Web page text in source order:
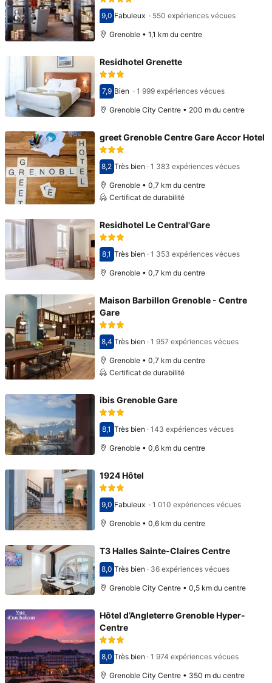
Avec une note de 9,0
9,0 Fabuleux · 550 expériences vécues
Grenoble • 1,1 km du centre
Residhotel Grenette
Avec une note de 7,9
7,9 Bien · 1 999 expériences vécues
Grenoble City Centre • 200 m du centre
greet Grenoble Centre Gare Accor Hotel
Avec une note de 8,2
8,2 Très bien · 1 383 expériences vécues
Grenoble • 0,7 km du centre
Certificat de durabilité
Residhotel Le Central'Gare
Avec une note de 8,1
8,1 Très bien · 1 353 expériences vécues
Grenoble • 0,7 km du centre
Maison Barbillon Grenoble - Centre
Gare
Avec une note de 8,4
8,4 Très bien · 1 957 expériences vécues
Grenoble • 0,7 km du centre
Certificat de durabilité
ibis Grenoble Gare
Avec une note de 8,1
8,1 Très bien · 143 expériences vécues
Grenoble • 0,6 km du centre
1924 Hôtel
Avec une note de 9,0
9,0 Fabuleux · 1 010 expériences vécues
Grenoble • 0,6 km du centre
T3 Halles Sainte-Claires Centre
Avec une note de 8,0
8,0 Très bien · 36 expériences vécues
Grenoble City Centre • 0,5 km du centre
Hôtel d’Angleterre Grenoble Hyper-
Centre
Avec une note de 8,0
8,0 Très bien · 1 974 expériences vécues
Grenoble City Centre • 350 m du centre